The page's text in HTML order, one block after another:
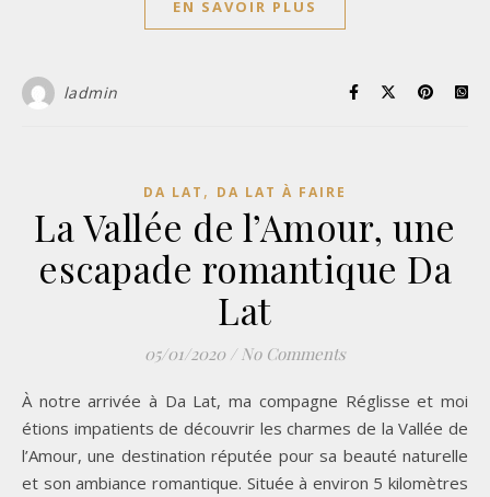
EN SAVOIR PLUS
ladmin
DA LAT , DA LAT À FAIRE
La Vallée de l’Amour, une
escapade romantique Da
Lat
05/01/2020 / No Comments
À notre arrivée à Da Lat, ma compagne Réglisse et moi
étions impatients de découvrir les charmes de la Vallée de
l’Amour, une destination réputée pour sa beauté naturelle
et son ambiance romantique. Située à environ 5 kilomètres